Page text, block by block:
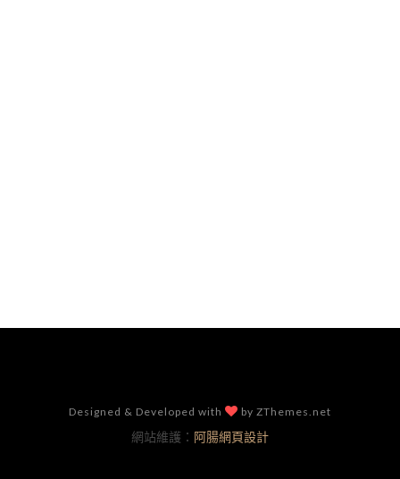
Designed & Developed with by ZThemes.net
網站維護： 阿腸網頁設計